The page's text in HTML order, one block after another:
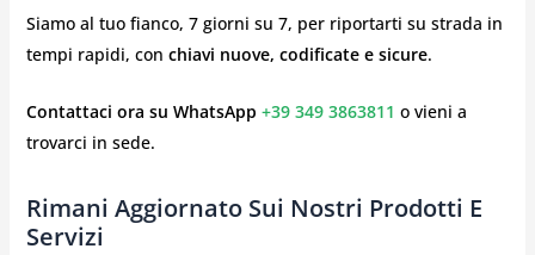
Siamo al tuo fianco, 7 giorni su 7, per riportarti su strada in
tempi rapidi, con chiavi nuove, codificate e sicure.
Contattaci ora su WhatsApp +39 349 3863811 o vieni a
trovarci in sede.
Rimani Aggiornato Sui Nostri Prodotti E
Servizi